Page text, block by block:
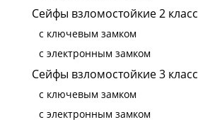
Сейфы взломостойкие 2 класс
с ключевым замком
с электронным замком
Сейфы взломостойкие 3 класс
с ключевым замком
с электронным замком